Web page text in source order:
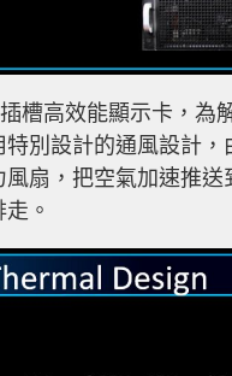
槽高效能顯示卡，為
別設計的通風設計，
扇，把空氣加速推
。